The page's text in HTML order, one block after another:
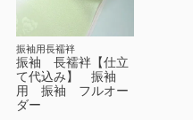
振袖用長襦袢
振袖 長襦袢【仕立
て代込み】 振袖
用 振袖 フルオー
ダー